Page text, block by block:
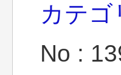
カテゴ
No :